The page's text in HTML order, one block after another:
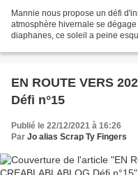
Mannie nous propose un défi
atmosphère hivernale se
diaphanes, ce soleil a peine
EN ROUTE VERS
Défi n°15
Publié le 22/12/2021 à 16:26
Par Jo alias Scrap Ty Fingers